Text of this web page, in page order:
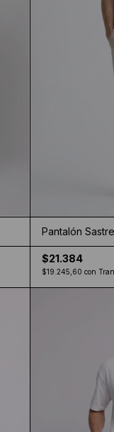
Pantalón
$21.384
$19.245,60 con